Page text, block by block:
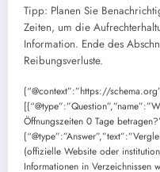
Tipp: Planen Sie
Zeiten, um die
Information. Ende des
Reibungsverluste.
{“@context”:”https://
Öffnungszeiten 0 Tage
(offizielle Website oder
Informationen in Verzeichnissen